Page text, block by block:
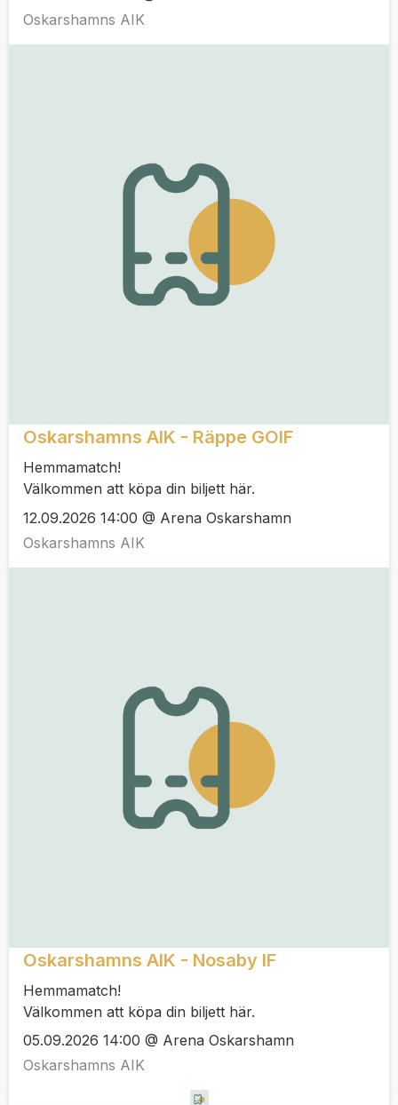
Oskarshamns AIK
Oskarshamns AIK - Räppe GOIF
Hemmamatch!
Välkommen att köpa din biljett här.
12.09.2026 14:00 @ Arena Oskarshamn
Oskarshamns AIK
Oskarshamns AIK - Nosaby IF
Hemmamatch!
Välkommen att köpa din biljett här.
05.09.2026 14:00 @ Arena Oskarshamn
Oskarshamns AIK